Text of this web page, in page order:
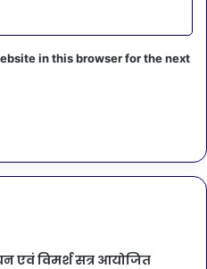
in this browser for the next
एवं विमर्श सत्र आयोजित